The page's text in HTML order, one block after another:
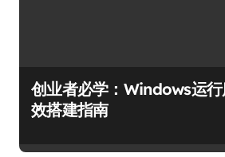
创业者必学：Windows运
效搭建指南